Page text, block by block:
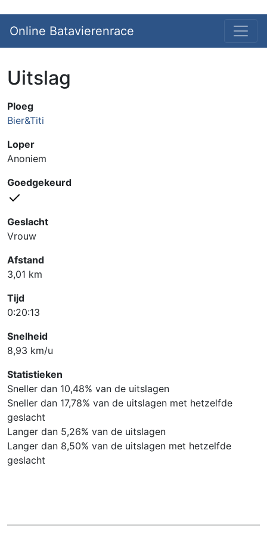
Online Batavierenrace
Uitslag
Ploeg
Bier&Titi
Loper
Anoniem
Goedgekeurd
Geslacht
Vrouw
Afstand
3,01 km
Tijd
0:20:13
Snelheid
8,93 km/u
Statistieken
Sneller dan 10,48% van de uitslagen
Sneller dan 17,78% van de uitslagen met hetzelfde
geslacht
Langer dan 5,26% van de uitslagen
Langer dan 8,50% van de uitslagen met hetzelfde
geslacht